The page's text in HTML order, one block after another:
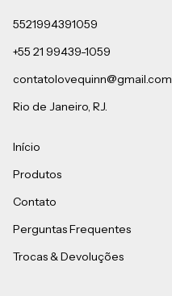
5521994391059
+55 21 99439-1059
contatolovequinn@gmail.com
Rio de Janeiro, RJ.
Início
Produtos
Contato
Perguntas Frequentes
Trocas & Devoluções